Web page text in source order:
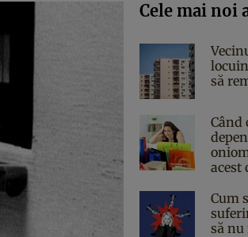
Cele mai noi
să
Când
acest
Cum
să